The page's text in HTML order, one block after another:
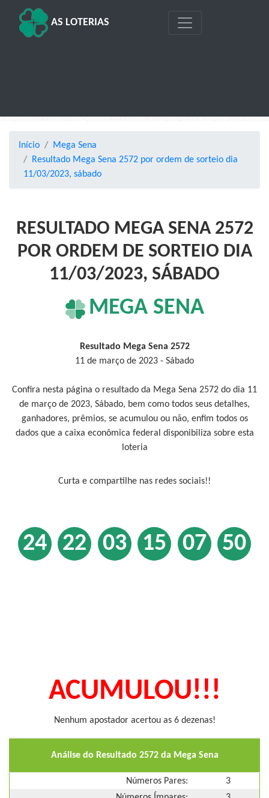
AS LOTERIAS
Início
Mega Sena
Resultado Mega Sena 2572 por ordem de sorteio dia
11/03/2023, sábado
RESULTADO MEGA SENA 2572
POR ORDEM DE SORTEIO DIA
11/03/2023, SÁBADO
MEGA SENA
Resultado Mega Sena 2572
11 de março de 2023 - Sábado
Confira nesta página o resultado da Mega Sena 2572 do dia 11
de março de 2023, Sábado, bem como todos seus detalhes,
ganhadores, prêmios, se acumulou ou não, enfim todos os
dados que a caixa econômica federal disponibiliza sobre esta
loteria
Curta e compartilhe nas redes sociais!!
24 22 03 15 07 50
ACUMULOU!!!
Nenhum apostador acertou as 6 dezenas!
Análise do Resultado 2572 da Mega Sena
Números Pares:
3